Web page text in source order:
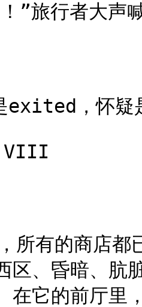
”旅行者大声
exited，怀
VIII
所有的商店都
区、昏暗、肮
在它的前厅里